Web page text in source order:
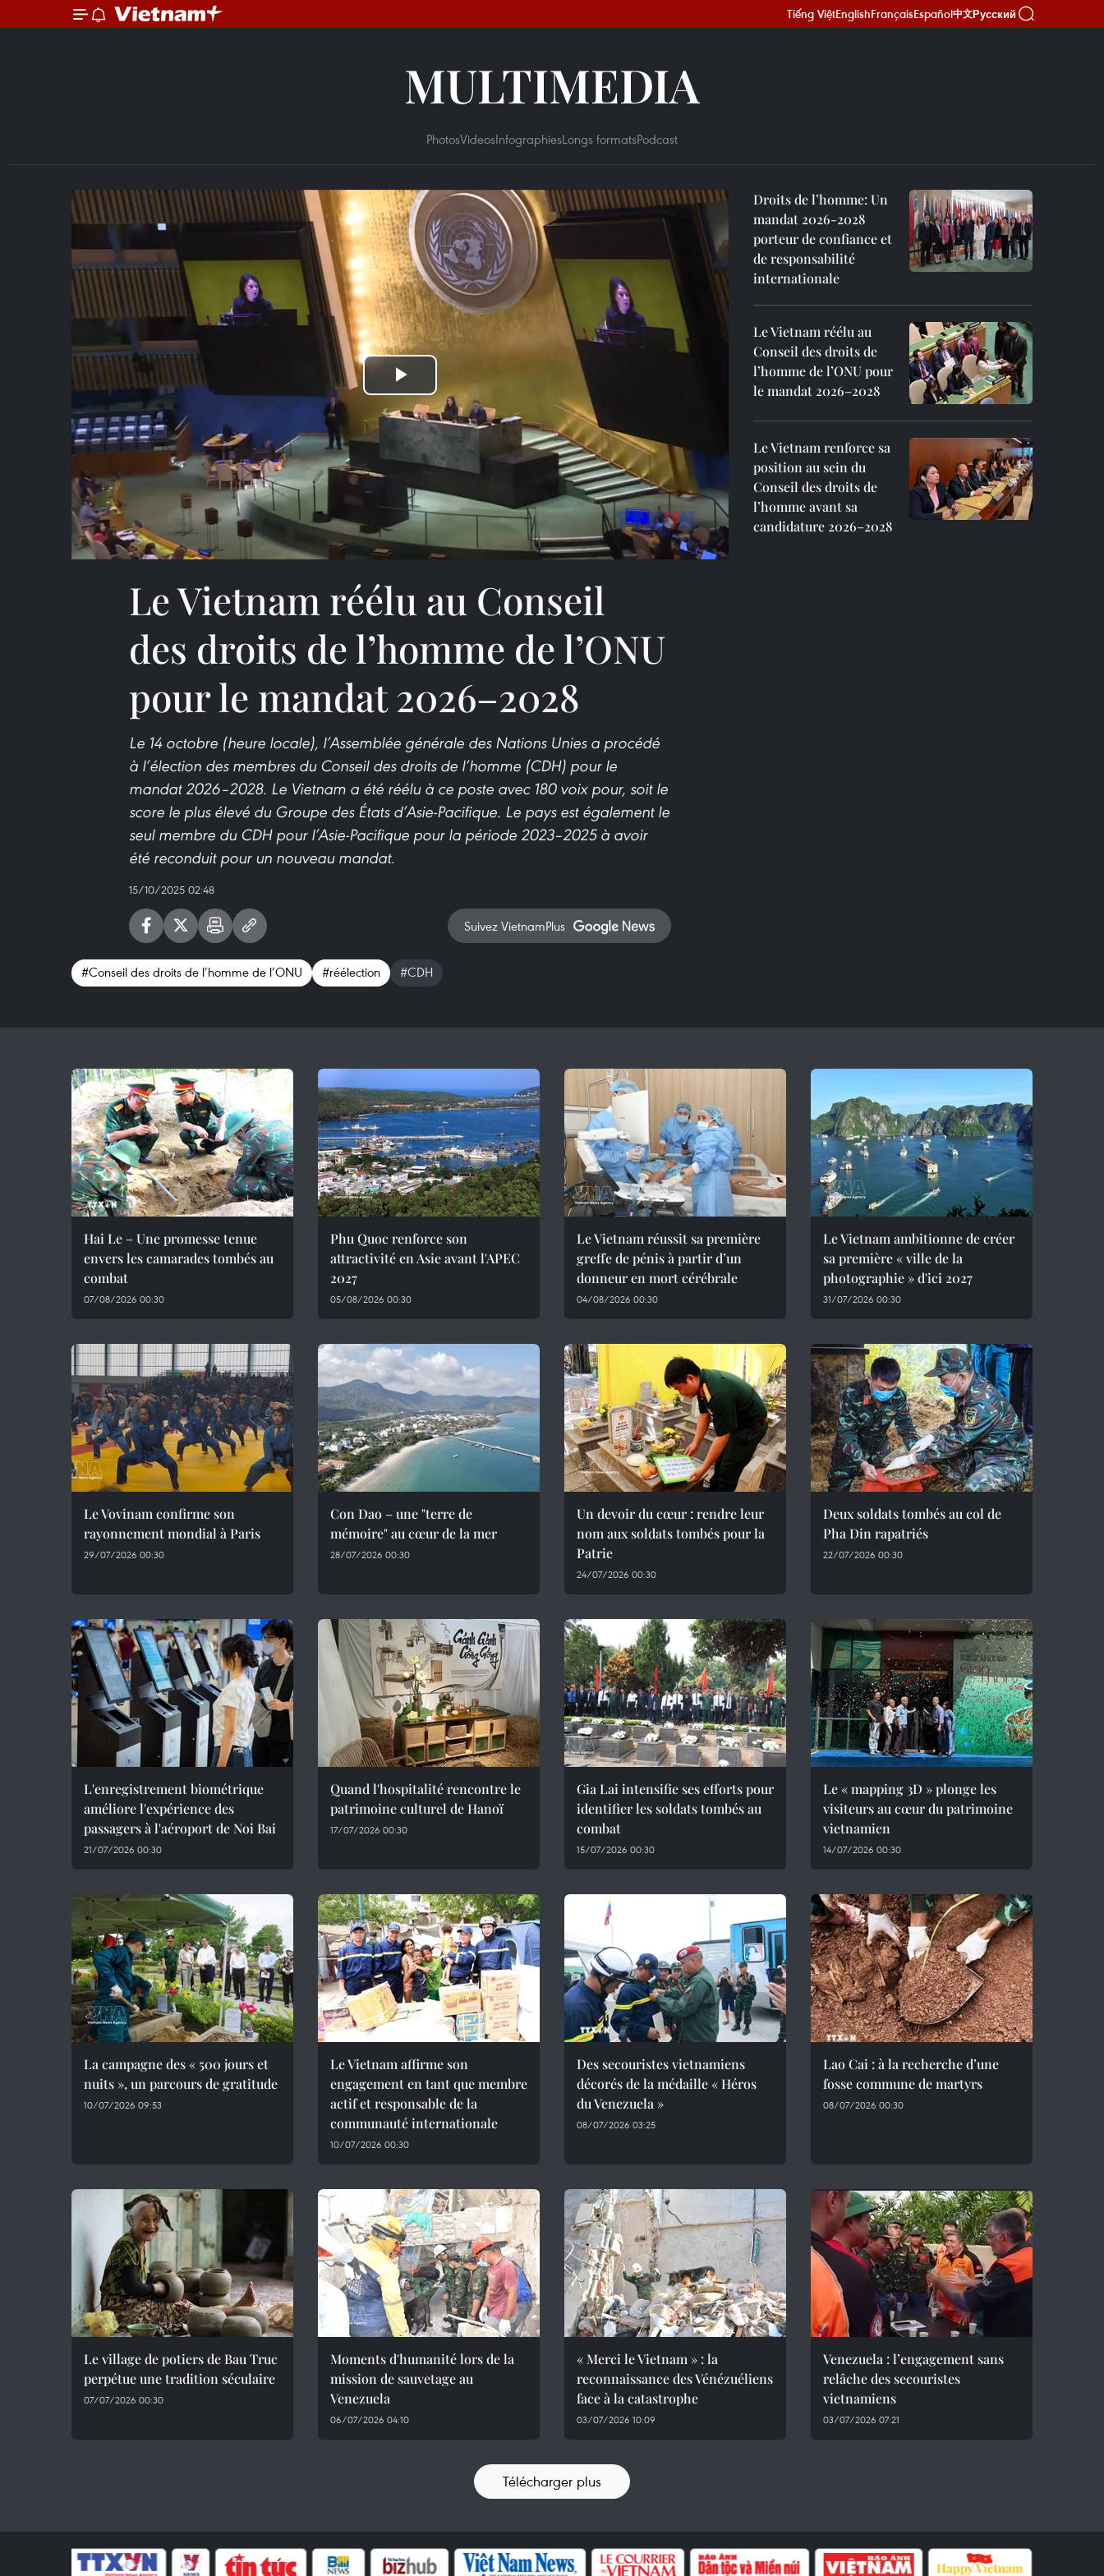
Tiếng ViệtEnglishFrançaisEspañol中文Русский
MULTIMEDIA
PhotosVideosInfographiesLongs formatsPodcast
Play
Video
Le Vietnam réélu au Conseil
des droits de l’homme de l’ONU
pour le mandat 2026–2028
Le 14 octobre (heure locale), l’Assemblée générale des Nations Unies a procédé
à l’élection des membres du Conseil des droits de l’homme (CDH) pour le
mandat 2026–2028. Le Vietnam a été réélu à ce poste avec 180 voix pour, soit le
score le plus élevé du Groupe des États d’Asie-Pacifique. Le pays est également le
seul membre du CDH pour l’Asie-Pacifique pour la période 2023–2025 à avoir
été reconduit pour un nouveau mandat.
15/10/2025 02:48
Suivez VietnamPlus
#Conseil des droits de l’homme de l’ONU #réélection #CDH
Droits de l’homme: Un
mandat 2026-2028
porteur de confiance et
de responsabilité
internationale
Le Vietnam réélu au
Conseil des droits de
l’homme de l’ONU pour
le mandat 2026–2028
Le Vietnam renforce sa
position au sein du
Conseil des droits de
l’homme avant sa
candidature 2026–2028
Hai Le – Une promesse tenue
envers les camarades tombés au
combat
07/08/2026 00:30
Phu Quoc renforce son
attractivité en Asie avant l'APEC
2027
05/08/2026 00:30
Le Vietnam réussit sa première
greffe de pénis à partir d’un
donneur en mort cérébrale
04/08/2026 00:30
Le Vietnam ambitionne de créer
sa première « ville de la
photographie » d'ici 2027
31/07/2026 00:30
Le Vovinam confirme son
rayonnement mondial à Paris
29/07/2026 00:30
Con Dao – une "terre de
mémoire" au cœur de la mer
28/07/2026 00:30
Un devoir du cœur : rendre leur
nom aux soldats tombés pour la
Patrie
24/07/2026 00:30
Deux soldats tombés au col de
Pha Din rapatriés
22/07/2026 00:30
L'enregistrement biométrique
améliore l'expérience des
passagers à l'aéroport de Noi Bai
21/07/2026 00:30
Quand l'hospitalité rencontre le
patrimoine culturel de Hanoï
17/07/2026 00:30
Gia Lai intensifie ses efforts pour
identifier les soldats tombés au
combat
15/07/2026 00:30
Le « mapping 3D » plonge les
visiteurs au cœur du patrimoine
vietnamien
14/07/2026 00:30
La campagne des « 500 jours et
nuits », un parcours de gratitude
10/07/2026 09:53
Le Vietnam affirme son
engagement en tant que membre
actif et responsable de la
communauté internationale
10/07/2026 00:30
Des secouristes vietnamiens
décorés de la médaille « Héros
du Venezuela »
08/07/2026 03:25
Lao Cai : à la recherche d’une
fosse commune de martyrs
08/07/2026 00:30
Le village de potiers de Bau Truc
perpétue une tradition séculaire
07/07/2026 00:30
Moments d'humanité lors de la
mission de sauvetage au
Venezuela
06/07/2026 04:10
« Merci le Vietnam » : la
reconnaissance des Vénézuéliens
face à la catastrophe
03/07/2026 10:09
Venezuela : l’engagement sans
relâche des secouristes
vietnamiens
03/07/2026 07:21
Télécharger plus